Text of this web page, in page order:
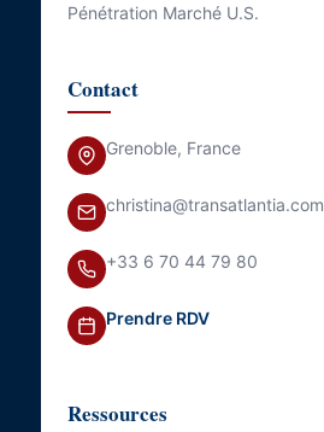
Pénétration Marché U.S.
Contact
Grenoble, France
christina@transatlantia.com
+33 6 70 44 79 80
Prendre RDV
Ressources